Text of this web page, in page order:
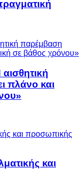
πλάνο και
και